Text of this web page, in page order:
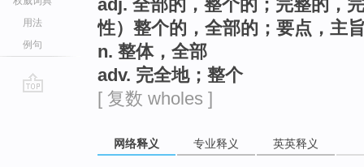
用法
例句
adj. 全部的，整个的；完整的，
性）整个的，全部的；要点，主
n. 整体，全部
adv. 完全地；整个
[ 复数 wholes ]
网络释义 专业释义 英英释义